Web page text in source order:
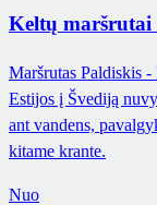
Keltų maršrutai
Maršrutas Paldiskis
Estijos į Švediją
ant vandens,
kitame krante.
Nuo